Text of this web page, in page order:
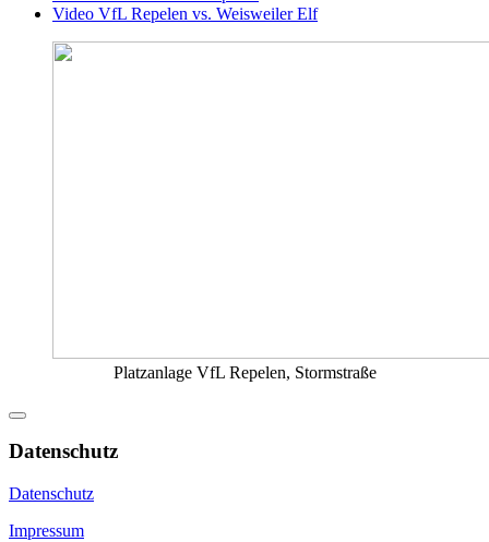
Video VfL Repelen vs. Weisweiler Elf
Platzanlage VfL Repelen, Stormstraße
Datenschutz
Datenschutz
Impressum